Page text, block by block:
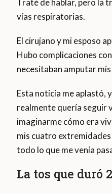
Traté de hablar, pero la
vías respiratorias.
El cirujano y mi esposo
Hubo complicaciones
necesitaban amputar
Esta noticia me aplastó,
realmente quería seguir
imaginarme cómo era
mis cuatro extremidades
todo lo que me venía
La tos que duró